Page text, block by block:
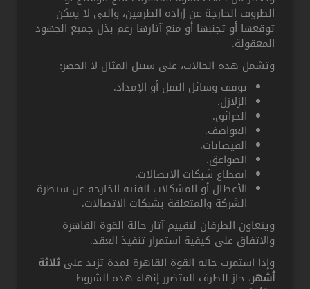
الظروف الخارجة عن إرادة الطرفين، والتي لا يمكن
توقعها أو تجنبها أو منع آثارها رغم بذل جميع الجهود
المعقولة.
وتشمل هذه الحالات، على سبيل المثال لا الحصر:
توقف وسائل النقل أو الإمداد.
الزلازل.
الحرائق.
العواصف.
الفيضانات.
الصواعق.
انقطاع شبكات الاتصالات.
الأعطال أو المشكلات الفنية الخارجة عن سيطرة
الشركة والمتعلقة بشبكات الاتصالات.
ويتعاون الطرفان لتقييم آثار حالة القوة القاهرة
والاتفاق على كيفية استمرار تنفيذ العقد.
وإذا استمرت حالة القوة القاهرة لمدة تزيد على ثلاثة
أشهر، جاز للطرف المتضرر إنهاء هذه الشروط